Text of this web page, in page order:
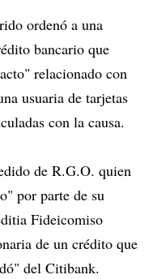
ordenó a una
bancario que
relacionado con
usuaria de tarjetas
con la causa.
de R.G.O. quien
por parte de su
Fideicomiso
de un crédito que
del Citibank.